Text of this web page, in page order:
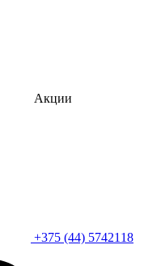
Акции
+375 (44) 5742118